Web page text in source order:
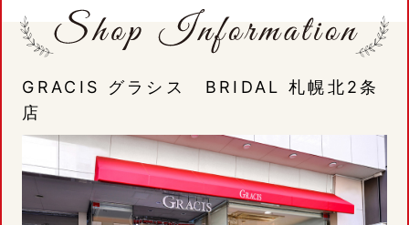
GRACIS グラシス BRIDAL 札幌北2条
店